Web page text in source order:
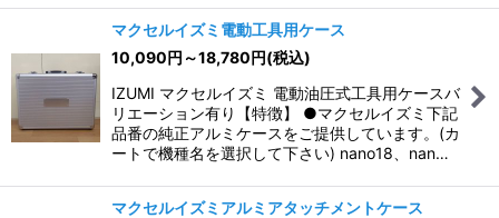
マクセルイズミ電動工具用ケース
10,090円 ～18,780円(税込)
IZUMI マクセルイズミ 電動油圧式工具用ケースバ
リエーション有り【特徴】 ●マクセルイズミ下記
品番の純正アルミケースをご提供しています。(カ
ートで機種名を選択して下さい) nano18、nan…
マクセルイズミアルミアタッチメントケース